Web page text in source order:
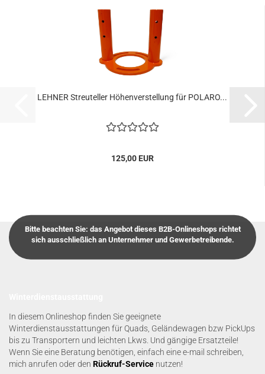
LEHNER Streuteller Höhenverstellung für POLARO...
125,00 EUR
Bitte beachten Sie: das Angebot dieses B2B-Onlineshops richtet
sich ausschließlich an Unternehmer und Gewerbetreibende.
In diesem Onlineshop finden Sie geeignete
Winterdienstausstattungen für Quads, Geländewagen bzw PickUps
bis zu Transportern und leichten Lkws. Und gängige Ersatzteile!
Wenn Sie eine Beratung benötigen, einfach eine e-mail schreiben,
mich anrufen oder den Rückruf-Service nutzen!